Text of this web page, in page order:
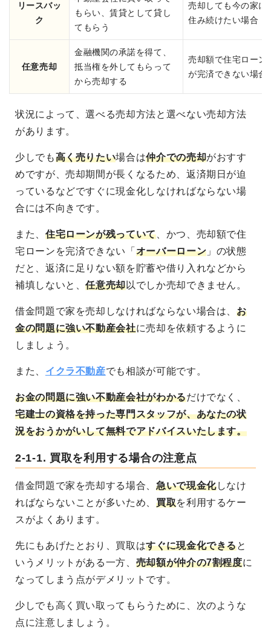
リースバッ
ク
もらい、賃貸として貸し
てもらう
売却しても今の家に
住み続けたい場合
任意売却
金融機関の承諾を得て、
抵当権を外してもらって
から売却する
売却額で住宅ローン
が完済できない場合
状況によって、選べる売却方法と選べない売却方法
があります。
少しでも高く売りたい場合は仲介での売却がおすす
めですが、売却期間が長くなるため、返済期日が迫
っているなどですぐに現金化しなければならない場
合には不向きです。
また、 住宅ローンが残っていて、かつ、売却額で住
宅ローンを完済できない「 オーバーローン 」の状態
だと、返済に足りない額を貯蓄や借り入れなどから
補填しないと、任意売却以でしか売却できません。
借金問題で家を売却しなければならない場合は、お
金の問題に強い不動産会社に売却を依頼するように
しましょう。
また、 イクラ不動産でも相談が可能です。
お金の問題に強い不動産会社がわかるだけでなく、
宅建士の資格を持った専門スタッフが、あなたの状
況をおうかがいして無料でアドバイスいたします。
2-1-1. 買取を利用する場合の注意点
借金問題で家を売却する場合、 急いで現金化しなけ
ればならないことが多いため、 買取を利用するケー
スがよくあります。
先にもあげたとおり、買取はすぐに現金化できると
いうメリットがある一方、 売却額が仲介の7割程度に
なってしまう点がデメリットです。
少しでも高く買い取ってもらうために、次のような
点に注意しましょう。